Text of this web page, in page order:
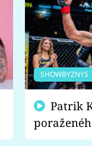
SHOWBYZNYS
fanoušci